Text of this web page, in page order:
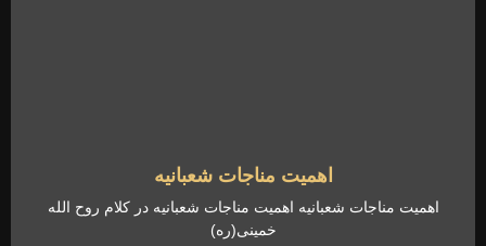
اهمیت مناجات شعبانیه
اهمیت مناجات شعبانیه اهمیت مناجات شعبانیه در کلام روح الله
خمینی(ره)